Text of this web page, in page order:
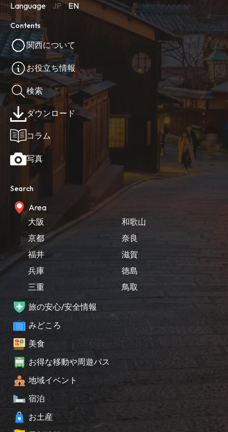
Language JP EN
Contents
関西について
お役立ち情報
検索
ダウンロード
コラム
写真
Search
Area
大阪
京都
福井
兵庫
三重
和歌山
奈良
滋賀
徳島
鳥取
旅の安心/安全情報
みどころ
美食
お得な移動や周遊パス
地域イベント
宿泊
お土産